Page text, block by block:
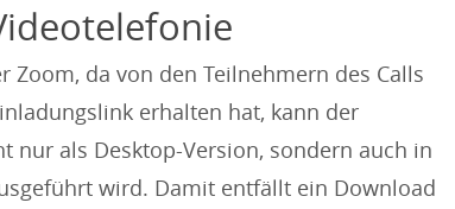
da von den Teilnehmern des Calls
erhalten hat, kann der
nur als Desktop-Version, sondern auch in
wird. Damit entfällt ein Download